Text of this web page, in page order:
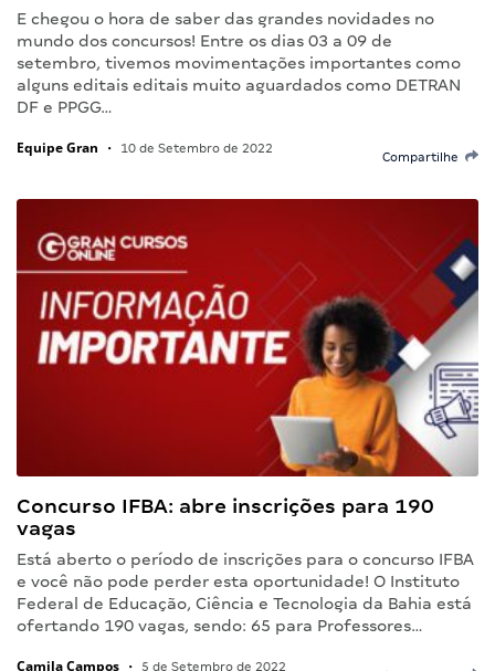
E chegou o hora de saber das grandes novidades no
mundo dos concursos! Entre os dias 03 a 09 de
setembro, tivemos movimentações importantes como
alguns editais editais muito aguardados como DETRAN
DF e PPGG…
Equipe Gran • 10 de Setembro de 2022
Compartilhe
Concurso IFBA: abre inscrições para 190
vagas
Está aberto o período de inscrições para o concurso IFBA
e você não pode perder esta oportunidade! O Instituto
Federal de Educação, Ciência e Tecnologia da Bahia está
ofertando 190 vagas, sendo: 65 para Professores…
Camila Campos • 5 de Setembro de 2022